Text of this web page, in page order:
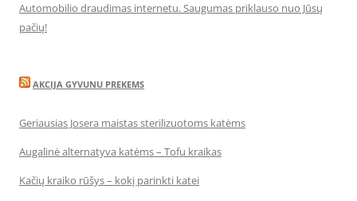
Automobilio draudimas internetu. Saugumas priklauso nuo Jūsų
pačių!
AKCIJA GYVUNU PREKEMS
Geriausias Josera maistas sterilizuotoms katėms
Augalinė alternatyva katėms – Tofu kraikas
Kačių kraiko rūšys – kokį parinkti katei